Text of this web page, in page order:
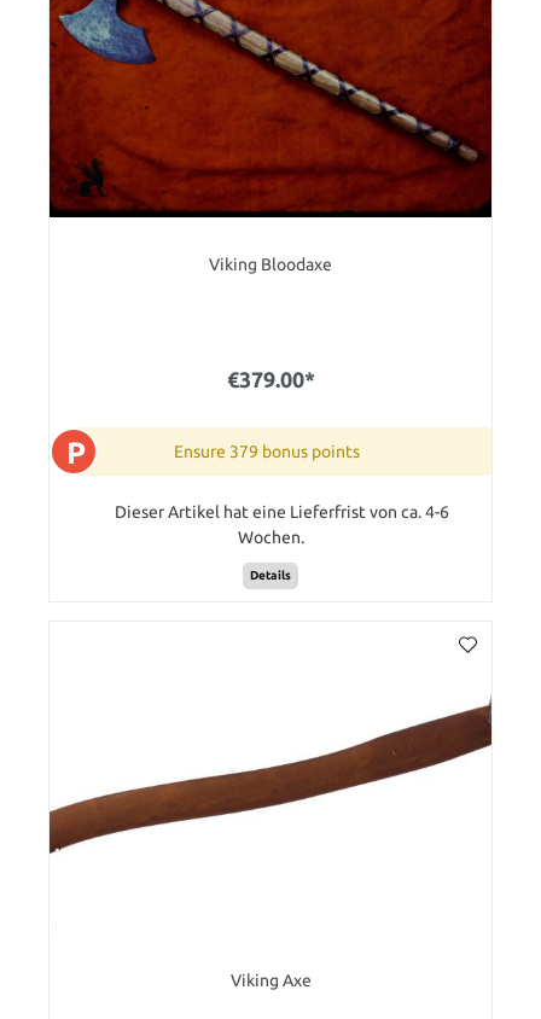
Viking Bloodaxe
€379.00*
P Ensure 379 bonus points
Dieser Artikel hat eine Lieferfrist von ca. 4-6
Wochen.
Details
Viking Axe